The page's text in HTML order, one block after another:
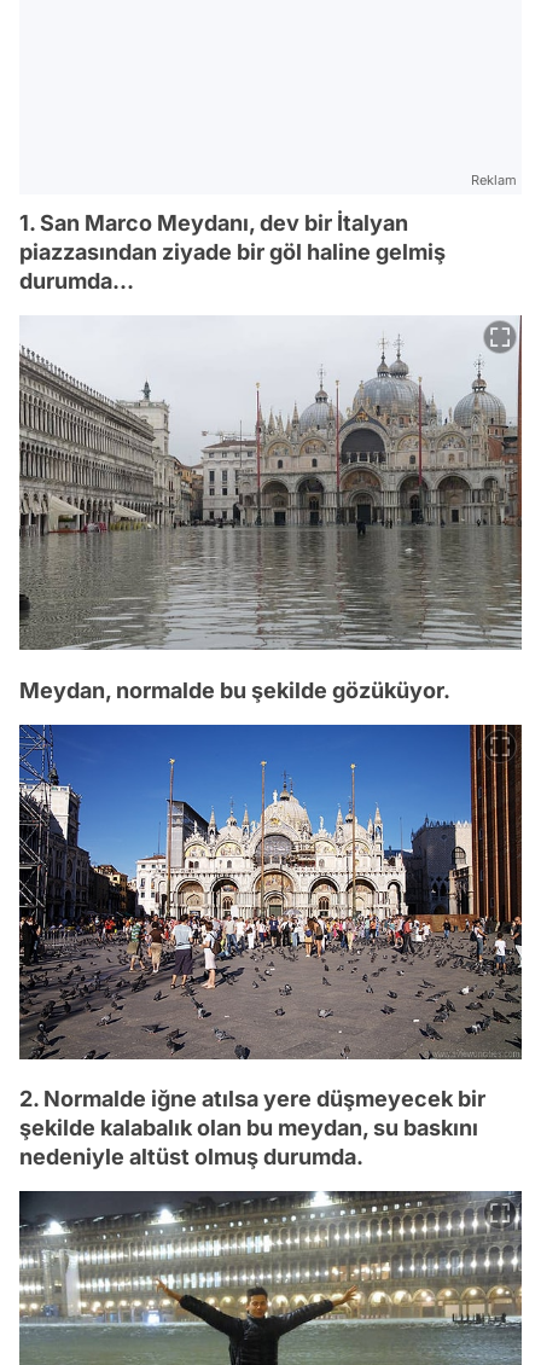
Reklam
1. San Marco Meydanı, dev bir İtalyan
piazzasından ziyade bir göl haline gelmiş
durumda...
Meydan, normalde bu şekilde gözüküyor.
2. Normalde iğne atılsa yere düşmeyecek bir
şekilde kalabalık olan bu meydan, su baskını
nedeniyle altüst olmuş durumda.